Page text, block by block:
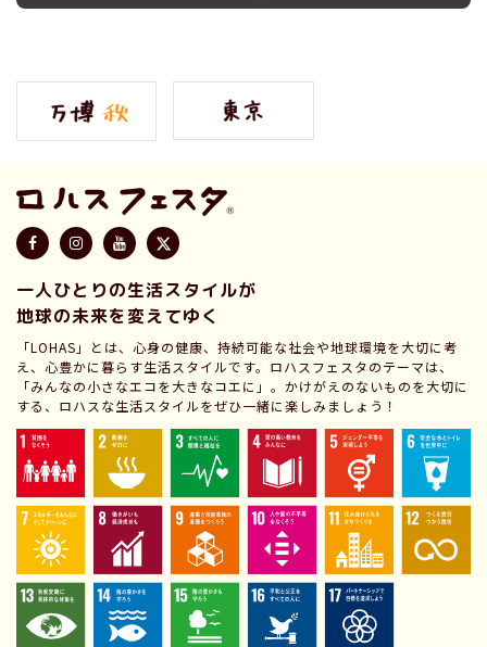
一人ひとりの生活スタイルが
地球の未来を変えてゆく
「LOHAS」とは、心身の健康、持続可能な社会や地球環境を大切に考
え、心豊かに暮らす生活スタイルです。ロハスフェスタのテーマは、
「みんなの小さなエコを大きなコエに」。かけがえのないものを大切に
する、ロハスな生活スタイルをぜひ一緒に楽しみましょう！